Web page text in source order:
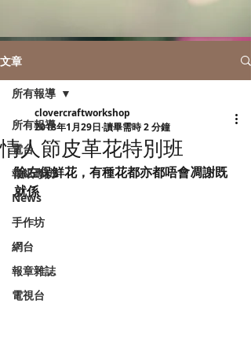
文章
所有報導
電台
報紙專訪
News
手作坊
網台
報章雜誌
電視台
所有報導
情人節皮革花特別班
clovercraftworkshop
2018年1月29日 讀畢需時 2 分鐘
除左保鮮花，有種花都亦都唔會凋謝既
就係